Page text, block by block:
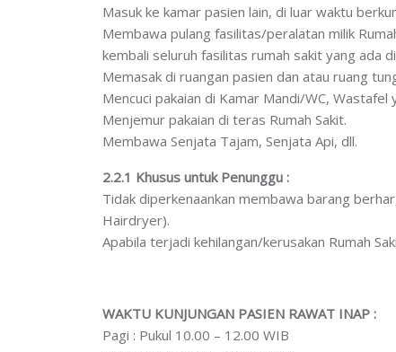
Masuk ke kamar pasien lain, di luar waktu
Membawa pulang fasilitas/peralatan milik
kembali seluruh fasilitas rumah sakit yang ada
Memasak di ruangan pasien dan atau ruang
Mencuci pakaian di Kamar Mandi/WC, Wastafel
Menjemur pakaian di teras Rumah Sakit.
Membawa Senjata Tajam, Senjata Api, dll.
2.2.1 Khusus untuk Penunggu :
Tidak diperkenaankan membawa barang
Hairdryer).
Apabila terjadi kehilangan/kerusakan Rumah
WAKTU KUNJUNGAN PASIEN RAWAT INAP :
Pagi : Pukul 10.00 – 12.00 WIB